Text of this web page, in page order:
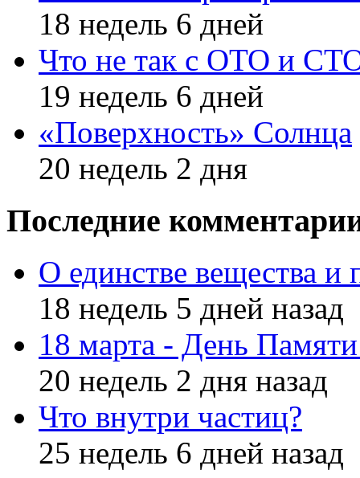
18 недель 6 дней
Что не так с ОТО и
19 недель 6 дней
«Поверхность» Солнца
20 недель 2 дня
Последние
О единстве вещества и
18 недель 5 дней назад
18 марта - День
20 недель 2 дня назад
Что внутри частиц?
25 недель 6 дней назад